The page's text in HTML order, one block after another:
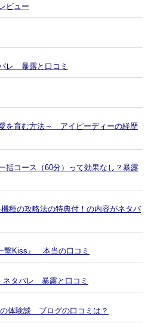
ビュー
レ 暴露と口コミ
を育む方法～ アイピーディーの経歴
コース（60分）って効果なし？暴露
種の攻略法の特典付！の内容がネタバ
撃Kiss』 本当の口コミ
ネタバレ 暴露と口コミ
体験談 ブログの口コミは？